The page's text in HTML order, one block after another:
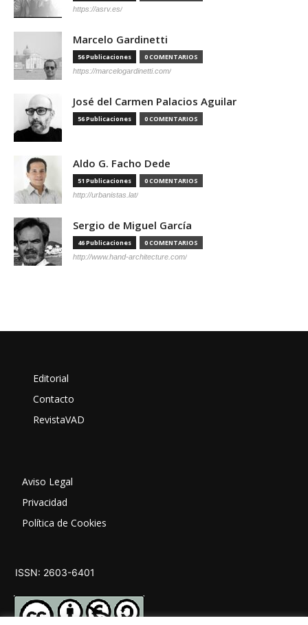
https://asrv.es/
Marcelo Gardinetti
56 Publicaciones 0 COMENTARIOS
https://marcelogardinetti.com/
José del Carmen Palacios Aguilar
56 Publicaciones 0 COMENTARIOS
Aldo G. Facho Dede
51 Publicaciones 0 COMENTARIOS
http://urbanistas.lat/
Sergio de Miguel García
46 Publicaciones 0 COMENTARIOS
http://www.hand-architecture.com/
Editorial
Contacto
RevistaVAD
Aviso Legal
Privacidad
Política de Cookies
ISSN: 2603-6401